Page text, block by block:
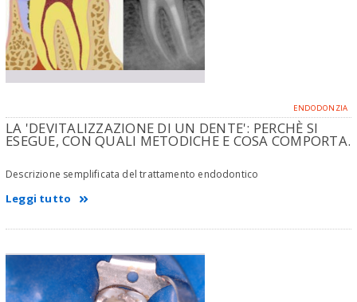
ENDODONZIA
LA 'DEVITALIZZAZIONE DI UN DENTE': PERCHÈ SI
ESEGUE, CON QUALI METODICHE E COSA COMPORTA.
Descrizione semplificata del trattamento endodontico
Leggi tutto